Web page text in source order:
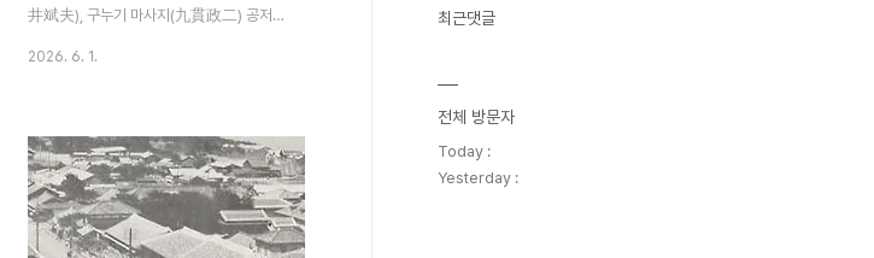
종..
井斌夫), 구누기 마사지(九貫政二) 공저
고 풍부한 지역에 속하며 어족수가 꽤 많아
한류와 난류에 서식할 어족 모두를 잡을 수가
있다. 먼바다에서의 선인(鮮人) 어업은 아주
적어 바다에 말뚝을 박거나 해저를 끌어당기
2026. 6. 1.
최근댓글
전체 방문자
Today :
Yesterday :